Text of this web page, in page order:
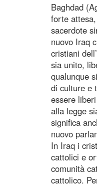
Baghdad
forte
sacerdote
nuovo Iraq
cristiani
sia unito,
qualunque
di culture e
essere
alla legge
significa
nuovo
In Iraq i
cattolici e
comunità
cattolico.